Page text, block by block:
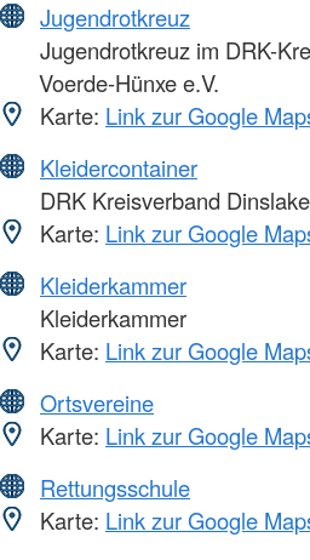
Jugendrotkreuz
Jugendrotkreuz im DRK-
Voerde-Hünxe e.V.
Karte: Link zur Google
Kleidercontainer
DRK Kreisverband
Karte: Link zur Google
Kleiderkammer
Kleiderkammer
Karte: Link zur Google
Ortsvereine
Karte: Link zur Google
Rettungsschule
Karte: Link zur Google